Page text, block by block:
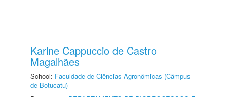
Karine Cappuccio de Castro
Magalhães
School: Faculdade de Ciências Agronômicas (Câmpus
de Botucatu)